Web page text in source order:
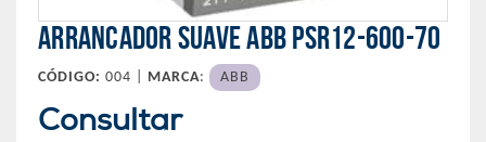
ARRANCADOR SUAVE ABB PSR12-600-70
CÓDIGO: 004 | MARCA: ABB
Consultar